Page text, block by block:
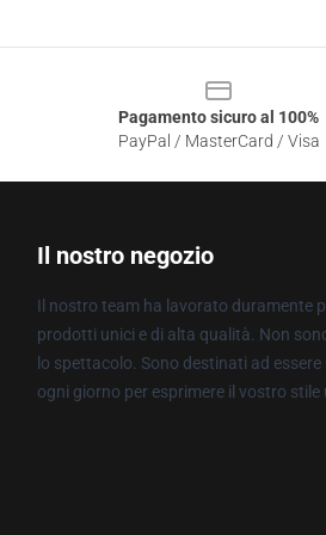
Pagamento sicuro al 100%
PayPal / MasterCard / Visa
Il nostro negozio
Il nostro team ha lavorato duramente
prodotti unici e di alta qualità. Non
lo spettacolo. Sono destinati ad
ogni giorno per esprimere il vostro stile